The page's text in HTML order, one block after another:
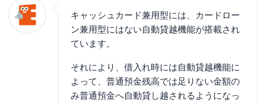
キャッシュカード兼用型には、カードロー
ン兼用型にはない自動貸越機能が搭載され
ています。
それにより、借入れ時には自動貸越機能に
よって、普通預金残高では足りない金額の
み普通預金へ自動貸し越されるようになっ